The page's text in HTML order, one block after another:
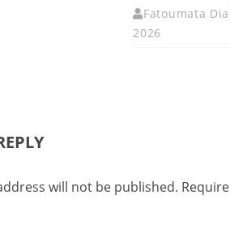
Fatoumata
2026
will not be published.